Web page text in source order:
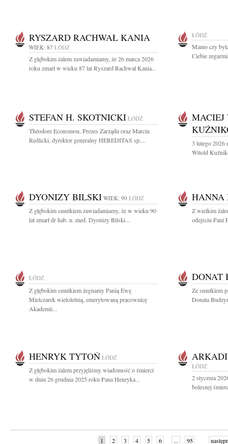
RYSZARD RACHWAŁ KANIA
WIEK: 87 ŁÓDŹ
Z głębokim żalem zawiadamiamy, że 26 marca 2026
roku zmarł w wieku 87 lat Ryszard Rachwał Kania...
ŁÓDŹ
Mamo czy
Ciebie
STEFAN H. SKOTNICKI ŁÓDŹ
Théodore Economou, Prezes Zarządu oraz Marcin
Redlicki, dyrektor generalny HEREDITAS sp....
MACIEJ
3 lutego 2026
Witold
DYONIZY BILSKI WIEK: 90 ŁÓDŹ
Z głębokim smutkiem zawiadamiamy, że w wieku 90
lat zmarł dr hab. n. med. Dyonizy Bilski...
Z wielkim
odejściu Pani
ŁÓDŹ
Z głębokim smutkiem żegnamy Panią Ewę
Mielczarek wieloletnią, emerytowaną pracownicę
Akademii...
DONAT
Ze smutkiem
Donata
HENRYK TYTOŃ ŁÓDŹ
Z głębokim żalem przyjęliśmy wiadomość o śmierci
w dniu 26 grudnia 2025 roku Pana Henryka...
ŁÓDŹ
2 stycznia
bolesnej
1 2 3 4 5 6 ... 95